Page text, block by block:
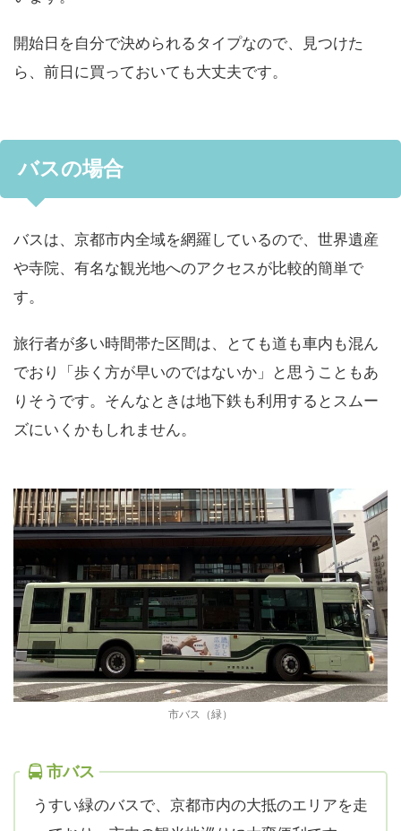
開始日を自分で決められるタイプなので、見つけた
ら、前日に買っておいても大丈夫です。
バスの場合
バスは、京都市内全域を網羅しているので、世界遺産
や寺院、有名な観光地へのアクセスが比較的簡単で
す。
旅行者が多い時間帯た区間は、とても道も車内も混ん
でおり「歩く方が早いのではないか」と思うこともあ
りそうです。そんなときは地下鉄も利用するとスムー
ズにいくかもしれません。
市バス（緑）
市バス
うすい緑のバスで、京都市内の大抵のエリアを走